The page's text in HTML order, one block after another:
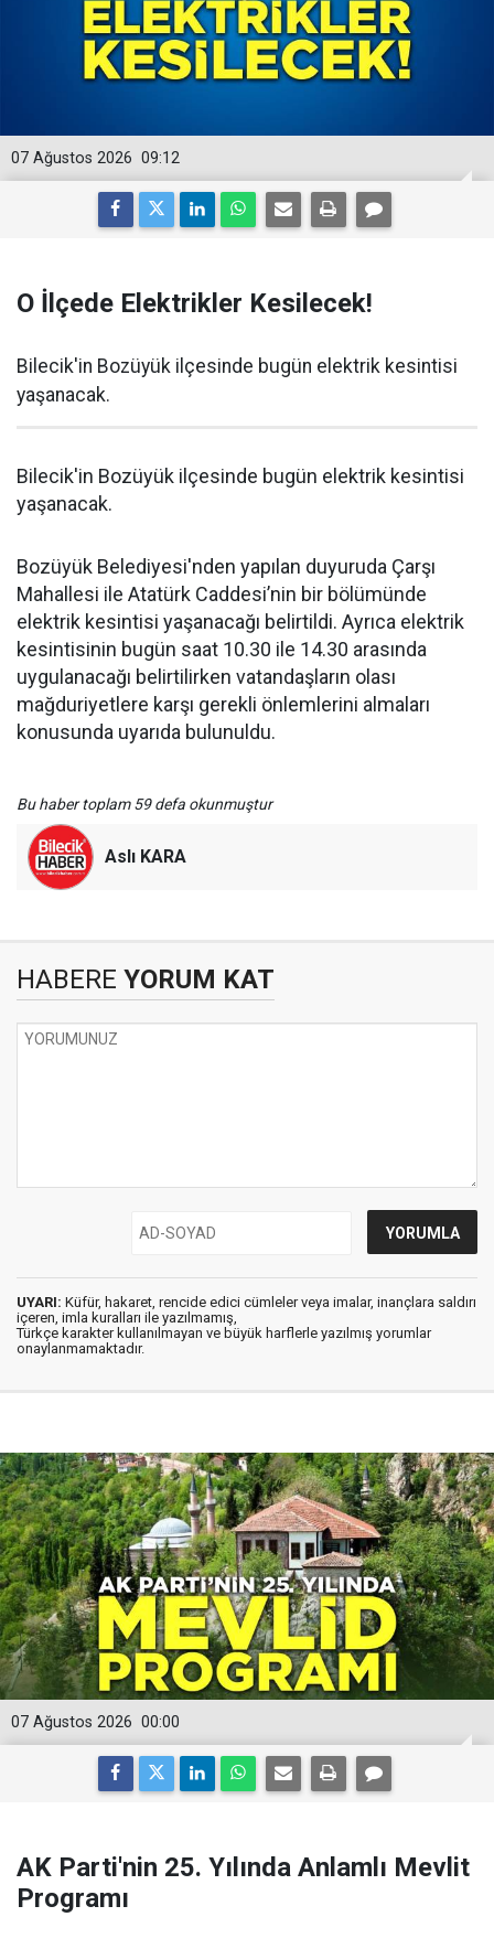
09:12
07 Ağustos 2026
O İlçede Elektrikler Kesilecek!
Bilecik'in Bozüyük ilçesinde bugün elektrik kesintisi
yaşanacak.
Bilecik'in Bozüyük ilçesinde bugün elektrik kesintisi
yaşanacak.
Bozüyük Belediyesi'nden yapılan duyuruda Çarşı
Mahallesi ile Atatürk Caddesi’nin bir bölümünde
elektrik kesintisi yaşanacağı belirtildi. Ayrıca elektrik
kesintisinin bugün saat 10.30 ile 14.30 arasında
uygulanacağı belirtilirken vatandaşların olası
mağduriyetlere karşı gerekli önlemlerini almaları
konusunda uyarıda bulunuldu.
Bu haber toplam 59 defa okunmuştur
Aslı KARA
HABERE YORUM KAT
UYARI: Küfür, hakaret, rencide edici cümleler veya imalar, inançlara saldırı
içeren, imla kuralları ile yazılmamış,
Türkçe karakter kullanılmayan ve büyük harflerle yazılmış yorumlar
onaylanmamaktadır.
00:00
07 Ağustos 2026
AK Parti'nin 25. Yılında Anlamlı Mevlit
Programı